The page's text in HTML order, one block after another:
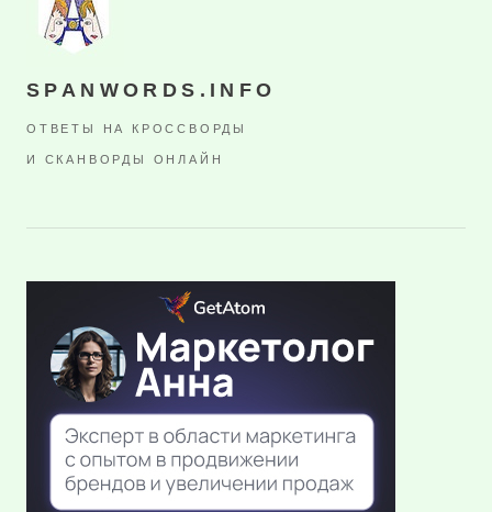
SPANWORDS.INFO
ОТВЕТЫ НА КРОССВОРДЫ
И СКАНВОРДЫ ОНЛАЙН